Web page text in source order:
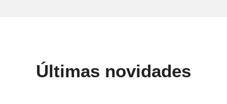
Últimas novidades